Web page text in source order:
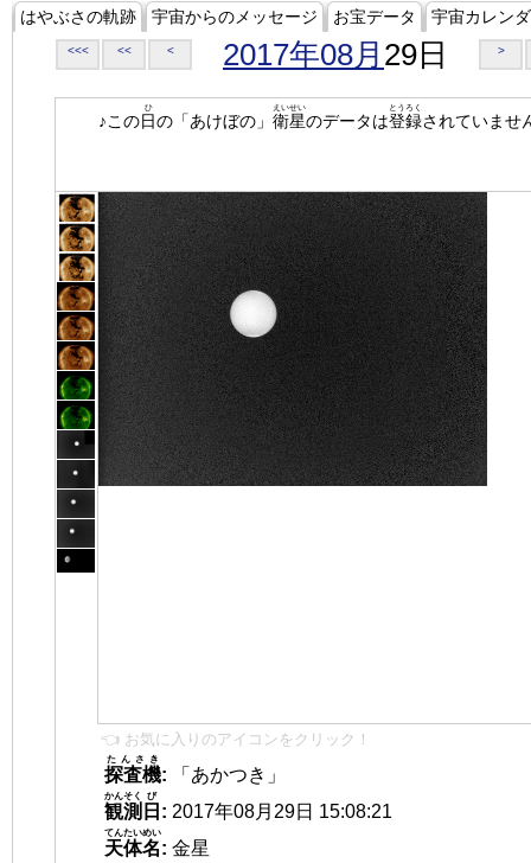
はやぶさの軌跡 宇宙からのメッセージ お宝データ 宇宙カレン
<<< << < 2017年08月 29日 >
♪この日
ひ
の「あけぼの」 衛星
えいせい
のデータは登録
とうろく
されていませ
👈 お気に入りのアイコンをクリック！
探査機
たんさき
:
「あかつき」
観測
かんそく
日
び
: 2017年08月29日 15:08:21
天体名
てんたいめい
: 金星